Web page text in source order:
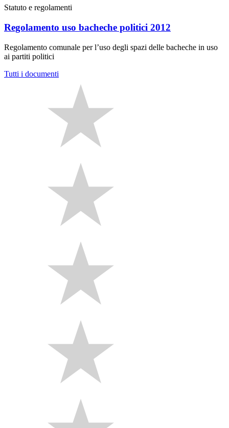
Statuto e regolamenti
Regolamento uso bacheche politici 2012
Regolamento comunale per l’uso degli spazi delle bacheche in uso
ai partiti politici
Tutti i documenti